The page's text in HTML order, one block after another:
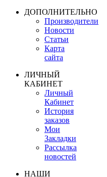
ДОПОЛНИТЕЛЬНО
Производители
Новости
Статьи
Карта
сайта
ЛИЧНЫЙ
КАБИНЕТ
Личный
Кабинет
История
заказов
Мои
Закладки
Рассылка
новостей
НАШИ